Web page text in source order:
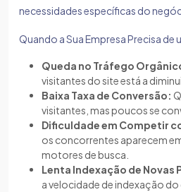
necessidades específicas do
Quando a Sua Empresa Precisa de
Queda no Tráfego
visitantes do site está a
Baixa Taxa de Conversão:
visitantes, mas poucos se
Dificuldade em Competir
os concorrentes aparecem
motores de busca.
Lenta Indexação de Novas
a velocidade de indexação